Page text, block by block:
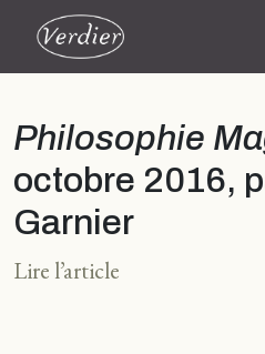
Philosophie
octobre 2016,
Garnier
Lire l’article